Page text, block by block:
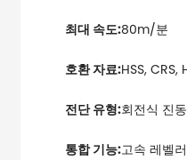
최대 속도:80m/분
호환 자료:HSS, CRS,
전단 유형:회전식 진
통합 기능:고속 레벨